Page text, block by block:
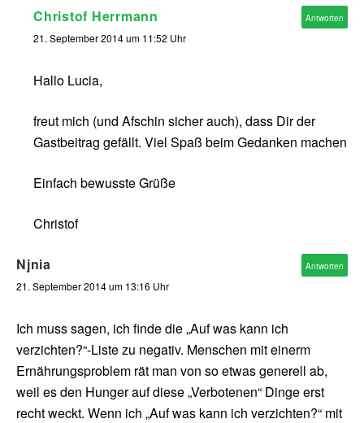
Christof Herrmann
21. September 2014 um 11:52 Uhr
Hallo Lucia,
freut mich (und Afschin sicher auch), dass Dir der
Gastbeitrag gefällt. Viel Spaß beim Gedanken machen
Einfach bewusste Grüße
Christof
Antworten
Njnia
21. September 2014 um 13:16 Uhr
Ich muss sagen, ich finde die „Auf was kann ich
verzichten?“-Liste zu negativ. Menschen mit einerm
Ernährungsproblem rät man von so etwas generell ab,
weil es den Hunger auf diese „Verbotenen“ Dinge erst
recht weckt. Wenn ich „Auf was kann ich verzichten?“ mit
Antworten